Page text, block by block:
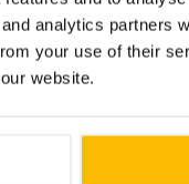
analytics partners
your use of their
website.